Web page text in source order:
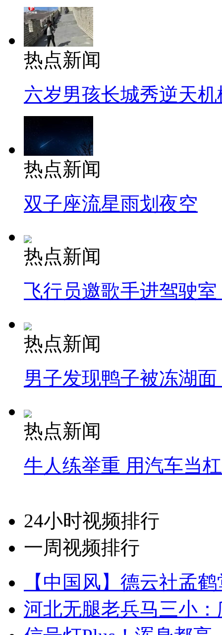
热点新闻
六岁男孩长城秀逆天机
热点新闻
双子座流星雨划夜空
热点新闻
飞行员邀歌手进驾驶
热点新闻
男子发现鸭子被冻湖
热点新闻
牛人练举重 用汽车当
24小时视频排行
一周视频排行
【中国风】德云社孟
河北无腿老兵马三小